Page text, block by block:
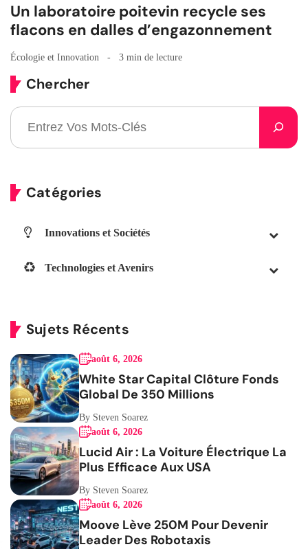
Un laboratoire poitevin recycle ses
flacons en dalles d’engazonnement
Écologie et Innovation 3 min de lecture
Chercher
Catégories
Innovations et Sociétés
Technologies et Avenirs
Sujets Récents
août 6, 2026
White Star Capital Clôture Fonds
Global De 350 Millions
By Steven Soarez
août 6, 2026
Lucid Air : La Voiture Électrique La
Plus Efficace Aux USA
By Steven Soarez
août 6, 2026
Moove Lève 250M Pour Devenir
Leader Des Robotaxis